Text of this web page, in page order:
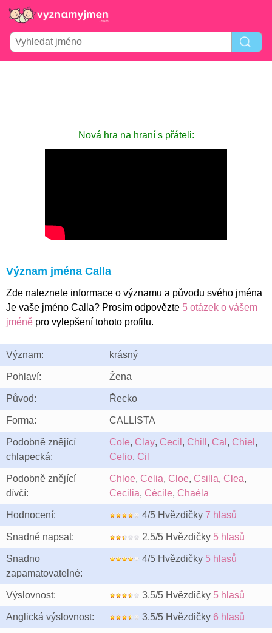
Nová hra na hraní s přáteli:
Význam jména Calla
Zde naleznete informace o významu a původu svého jména
Je vaše jméno Calla? Prosím odpovězte 5 otázek o vášem
jméně pro vylepšení tohoto profilu.
Význam: krásný
Pohlaví: Žena
Původ: Řecko
Forma: CALLISTA
Podobně znějící
chlapecká:
Cole, Clay, Cecil , Chill , Cal , Chiel ,
Celio, Cil
Podobně znějící
dívčí:
Chloe, Celia, Cloe, Csilla, Clea,
Cecilia, Cécile, Chaéla
Hodnocení: 4/5 Hvězdičky 7 hlasů
Snadné napsat: 2.5/5 Hvězdičky 5 hlasů
Snadno
zapamatovatelné:
4/5 Hvězdičky 5 hlasů
Výslovnost: 3.5/5 Hvězdičky 5 hlasů
Anglická výslovnost: 3.5/5 Hvězdičky 6 hlasů